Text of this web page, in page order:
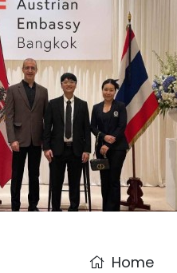
Home